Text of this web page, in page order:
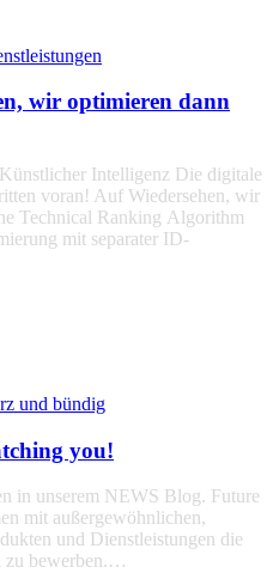
wir optimieren dann
Intelligenz Die digitale
voran! Auf Wiedersehen, wir
Technical Ranking Algorithm
mit separater ID-
und bündig
you!
in unserem NEWS Blog. Future
mit außergewöhnlichen,
und Dienstleistungen die
zu bewerben.…